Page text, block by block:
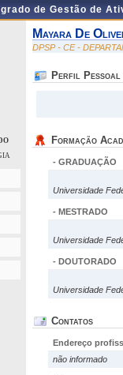
de Gestão de
Mayara De
DPSP - CE -
Perfil Pessoal
Formação
- GRADUAÇÃO
Universidade
- MESTRADO
Universidade
- DOUTORADO
Universidade
Contatos
Endereço
não informado